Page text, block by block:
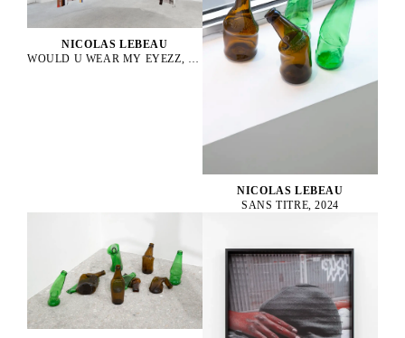
NICOLAS LEBEAU
WOULD U WEAR MY EYEZZ, 2025
NICOLAS LEBEAU
SANS TITRE, 2024